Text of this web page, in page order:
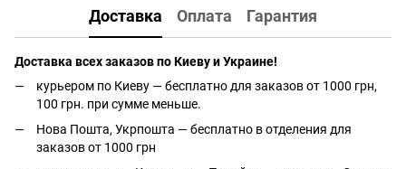
Доставка Оплата Гарантия
Доставка всех заказов по Киеву и Украине!
курьером по Киеву — бесплатно для заказов от 1000 грн,
100 грн. при сумме меньше.
Нова Пошта, Укрпошта — бесплатно в отделения для
заказов от 1000 грн